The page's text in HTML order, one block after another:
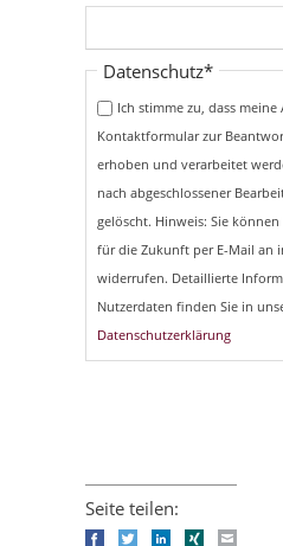
Pflichtfeld
Datenschutz*
Ich stimme zu, dass meine
Kontaktformular zur
erhoben und verarbeitet
nach abgeschlossener
gelöscht. Hinweis: Sie
für die Zukunft per E-Mail an
widerrufen. Detaillierte
Nutzerdaten finden Sie in
Datenschutzerklärung
Seite teilen: